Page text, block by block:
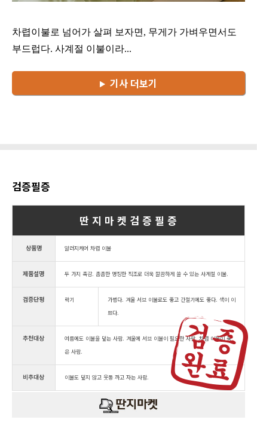
차렵이불로 넘어가 살펴 보자면, 무게가 가벼우면서도
부드럽다. 사계절 이불이라...
기사 더보기
검증필증
딴 지 마 켓 검 증 필 증
상품명 알러지케어 차렵 이불
제품설명 두 가지 촉감. 촘촘한 명징한 직조로 더욱 깔끔하게 쓸 수 있는 사계절 이불.
검증단평 락기
가볍다. 겨울 서브 이불로도 좋고 간절기에도 좋다. 색이 이
쁘다.
추천대상
여름에도 이불을 덮는 사람. 겨울에 서브 이불이 필요한 사람. 차렵 이불이 좋
은 사람.
비추대상 이불도 덮지 않고 웃통 까고 자는 사람.